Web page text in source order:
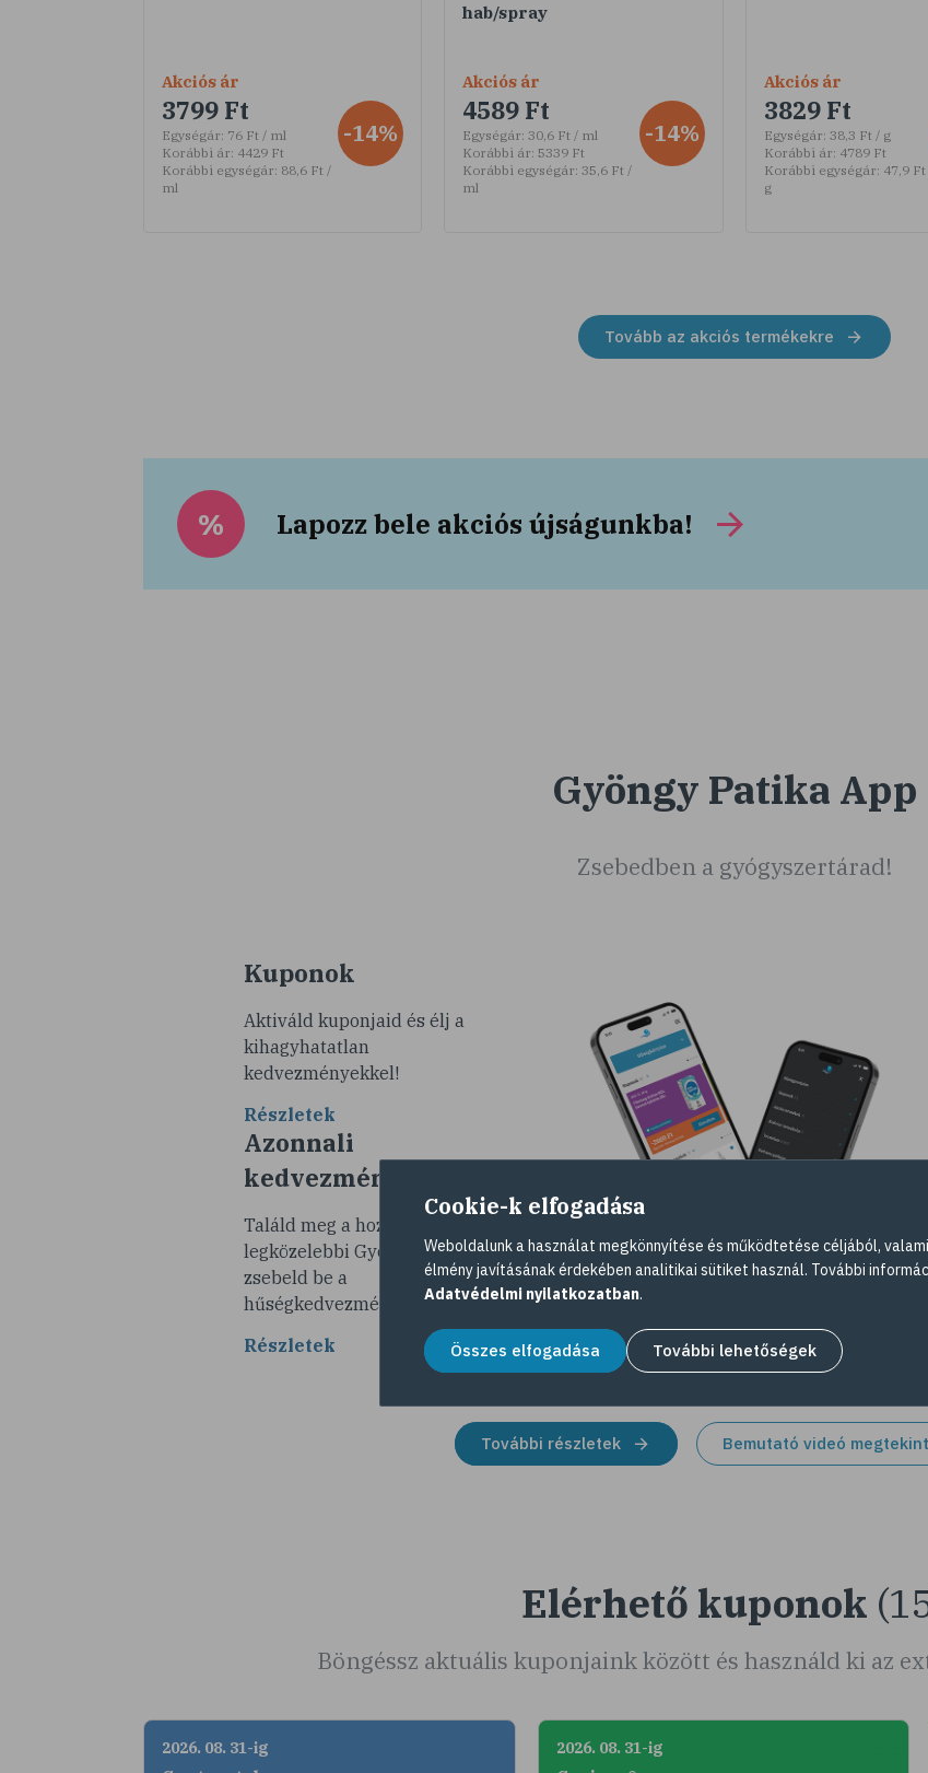
Akciós ár
3799 Ft
Egységár: 76 Ft / ml
Korábbi ár: 4429 Ft
Korábbi egységár: 88,6 Ft /
ml
-14%
hab/spray
Akciós ár
4589 Ft
Egységár: 30,6 Ft / ml
Korábbi ár: 5339 Ft
Korábbi egységár: 35,6 Ft /
ml
-14%
Akciós ár
3829 Ft
Egységár: 38,3 Ft / g
Korábbi ár: 4789 Ft
Korábbi egységár: 47,9
g
Tovább az akciós termékekre
% Lapozz bele akciós újságunkba!
Gyöngy Patika App
Zsebedben a gyógyszertárad!
Kuponok
Aktiváld kuponjaid és élj a
kihagyhatatlan
kedvezményekkel!
Részletek
Azonnali
kedvezmények
Találd meg a hozzád
legközelebbi Gyöngy Patikát és
zsebeld be a
hűségkedvezményeket!
Részletek
További részletek Bemutató videó
Elérhető kuponok
Böngéssz aktuális kuponjaink között és használd ki az
2026. 08. 31-ig 2026. 08. 31-ig
Cookie-k elfogadása
Weboldalunk a használat megkönnyítése és működtetése céljából,
élmény javításának érdekében analitikai sütiket használ. További
Adatvédelmi nyilatkozatban.
Összes elfogadása További lehetőségek